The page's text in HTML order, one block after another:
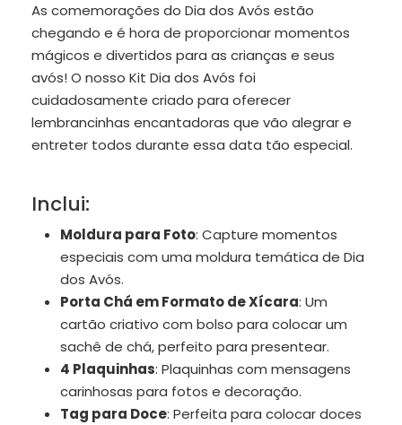
As comemorações do Dia dos Avós estão
chegando e é hora de proporcionar momentos
mágicos e divertidos para as crianças e seus
avós! O nosso Kit Dia dos Avós foi
cuidadosamente criado para oferecer
lembrancinhas encantadoras que vão alegrar e
entreter todos durante essa data tão especial.
Inclui:
Moldura para Foto: Capture momentos
especiais com uma moldura temática de Dia
dos Avós.
Porta Chá em Formato de Xícara: Um
cartão criativo com bolso para colocar um
sachê de chá, perfeito para presentear.
4 Plaquinhas: Plaquinhas com mensagens
carinhosas para fotos e decoração.
Tag para Doce: Perfeita para colocar doces